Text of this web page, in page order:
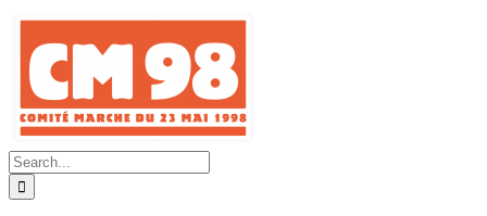
Skip
content
Search
for: